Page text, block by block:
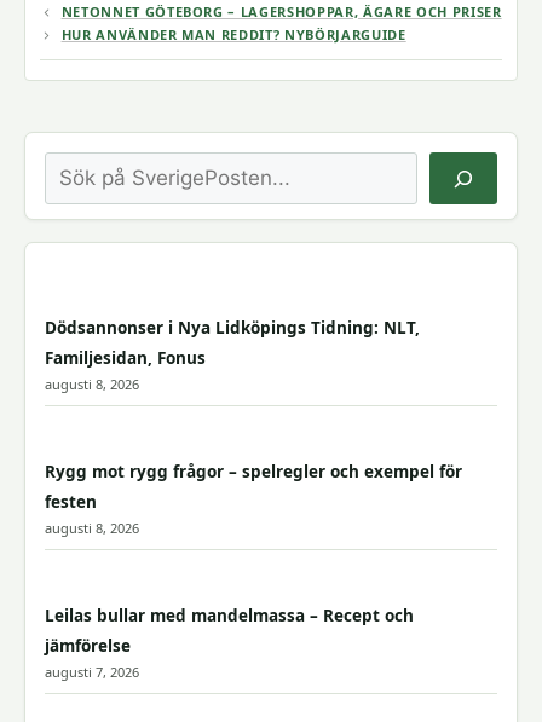
NETONNET GÖTEBORG – LAGERSHOPPAR, ÄGARE OCH PRISER
HUR ANVÄNDER MAN REDDIT? NYBÖRJARGUIDE
Sök
Dödsannonser i Nya Lidköpings Tidning: NLT,
Familjesidan, Fonus
augusti 8, 2026
Rygg mot rygg frågor – spelregler och exempel för
festen
augusti 8, 2026
Leilas bullar med mandelmassa – Recept och
jämförelse
augusti 7, 2026